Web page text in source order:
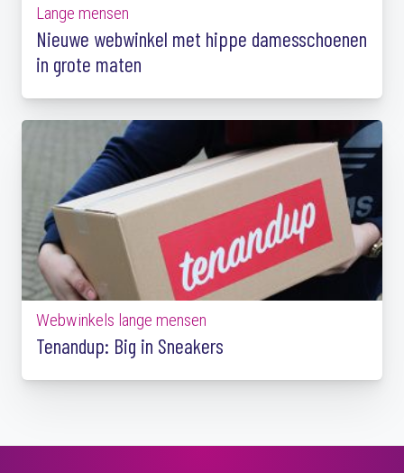
Lange mensen
Nieuwe webwinkel met hippe damesschoenen
in grote maten
Webwinkels lange mensen
Tenandup: Big in Sneakers